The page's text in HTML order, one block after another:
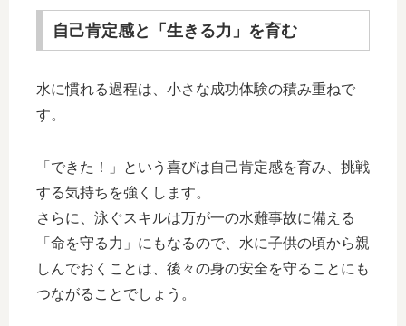
自己肯定感と「生きる力」を育む
水に慣れる過程は、小さな成功体験の積み重ねで
す。
「できた！」という喜びは自己肯定感を育み、挑戦
する気持ちを強くします。
さらに、泳ぐスキルは万が一の水難事故に備える
「命を守る力」にもなるので、水に子供の頃から親
しんでおくことは、後々の身の安全を守ることにも
つながることでしょう。